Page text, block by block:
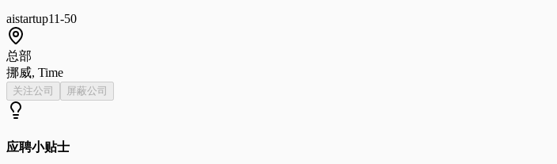
aistartup11-50
总部
挪威, Time
关注公司 屏蔽公司
应聘小贴士